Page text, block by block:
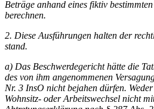
Beträge anhand eines fiktiv
berechnen.
2. Diese Ausführungen halten der
stand.
a) Das Beschwerdegericht hätte die
des von ihm angenommenen
Nr. 3 InsO nicht bejahen dürfen.
Wohnsitz- oder Arbeitswechsel nicht